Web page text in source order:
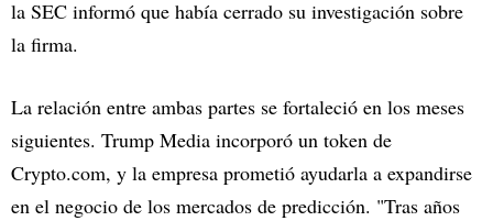
la SEC informó que había cerrado su investigación sobre
la firma.
La relación entre ambas partes se fortaleció en los meses
siguientes. Trump Media incorporó un token de
Crypto.com, y la empresa prometió ayudarla a expandirse
en el negocio de los mercados de predicción. "Tras años